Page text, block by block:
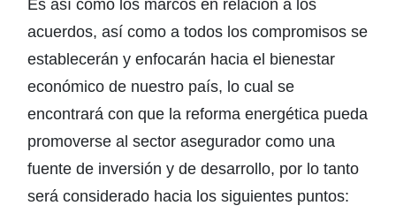
Es así como los marcos en relación a los
acuerdos, así como a todos los compromisos se
establecerán y enfocarán hacia el bienestar
económico de nuestro país, lo cual se
encontrará con que la reforma energética pueda
promoverse al sector asegurador como una
fuente de inversión y de desarrollo, por lo tanto
será considerado hacia los siguientes puntos: